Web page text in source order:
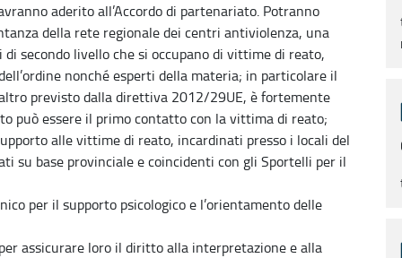
aderito all’Accordo di partenariato. Potranno
della rete regionale dei centri antiviolenza, una
secondo livello che si occupano di vittime di reato,
nonché esperti della materia; in particolare il
previsto dalla direttiva 2012/29UE, è fortemente
può essere il primo contatto con la vittima di reato;
alle vittime di reato, incardinati presso i locali del
su base provinciale e coincidenti con gli Sportelli per il
per il supporto psicologico e l’orientamento delle
assicurare loro il diritto alla interpretazione e alla